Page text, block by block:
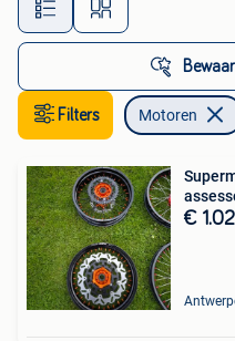
Filters Motoren
€